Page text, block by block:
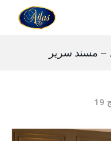
مسند سرير